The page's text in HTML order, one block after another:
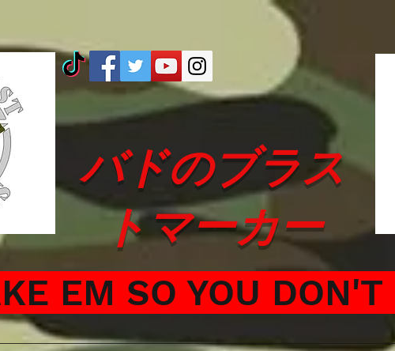
バドのブラス
トマーカー
EM SO YOU DON'T